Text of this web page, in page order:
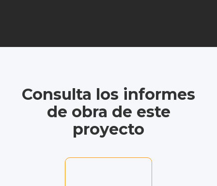
Consulta los informes
de obra de este
proyecto